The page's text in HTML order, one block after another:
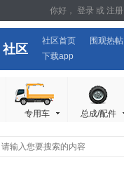
你好， 登录 或 注册
社区
社区首页
围观热帖
下载app
专用车 总成/配件